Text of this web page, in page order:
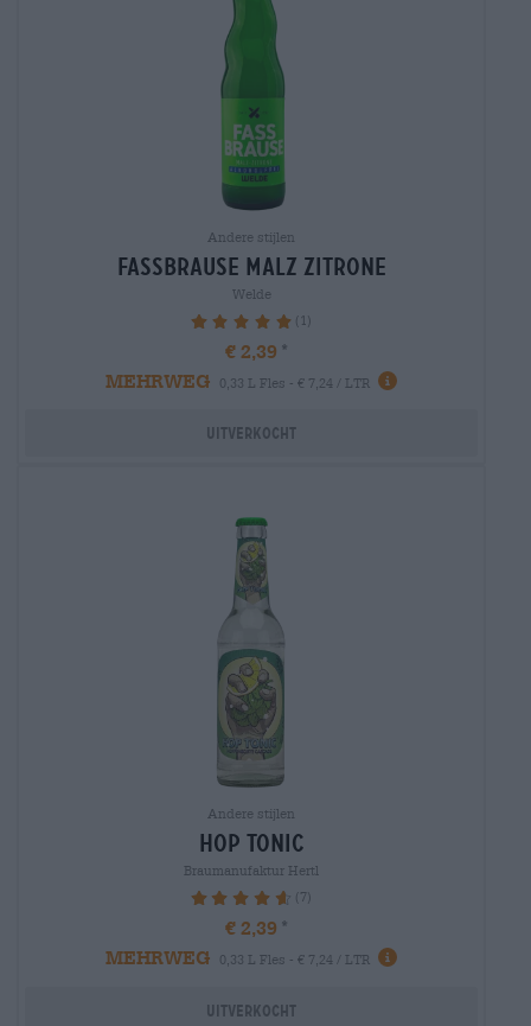
Andere stijlen
fassbrause malz zitrone
Welde
100% (1)
€ 2,39
MEHRWEG
0,33 L Fles - € 7,24 / LTR
Uitverkocht
Andere stijlen
hop tonic
Braumanufaktur Hertl
94.29% (7)
€ 2,39
MEHRWEG
0,33 L Fles - € 7,24 / LTR
Uitverkocht